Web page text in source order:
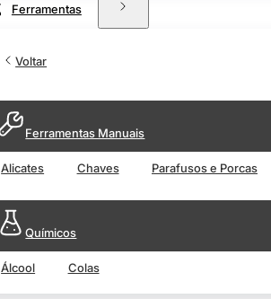
Ferramentas
Voltar
Ferramentas Manuais
Alicates Chaves Parafusos e Porcas
Químicos
Álcool Colas